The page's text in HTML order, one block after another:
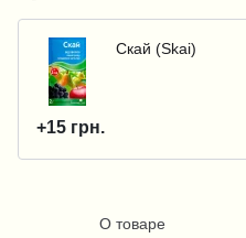
Скай (Skai)
+15 грн.
О товаре